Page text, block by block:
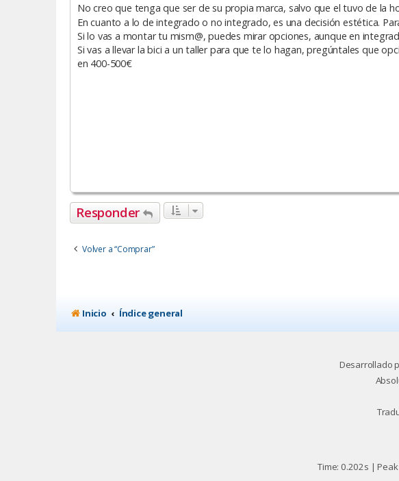
j
No creo que tenga que ser de su propia marca, salvo que el tuvo de la
En cuanto a lo de integrado o no integrado, es una decisión estética.
Si lo vas a montar tu mism@, puedes mirar opciones, aunque en
Si vas a llevar la bici a un taller para que te lo hagan, pregúntales que
en 400-500€
Responder
Volver a “Comprar”
Inicio Índice general
Desarrollado
Time: 0.202s |